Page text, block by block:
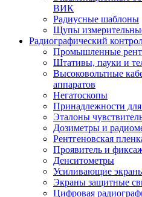
ВИК
Радиусные шаблоны
Щупы
Радиографический
Промышленные
Штативы, пауки и
Высоковольтные
аппаратов
Негатоскопы
Принадлежности
Эталоны
Дозиметры и
Рентгеновская
Проявитель и
Денситометры
Усиливающие
Экраны защитные
Цифровая